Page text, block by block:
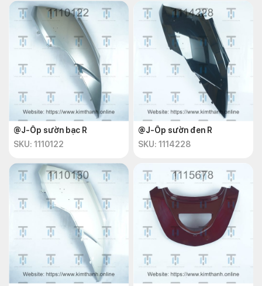
@J-Ốp sườn bạc R
SKU: 1110122
@J-Ốp sườn đen R
SKU: 1114228